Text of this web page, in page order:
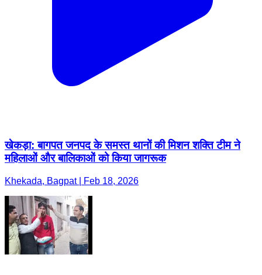
खेकड़ा: बागपत जनपद के समस्त थानों की मिशन शक्ति टीम ने
महिलाओं और बालिकाओं को किया जागरूक
Khekada, Bagpat | Feb 18, 2026